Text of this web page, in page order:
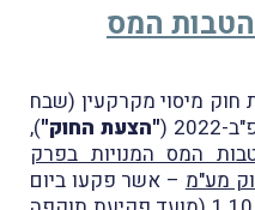
המס
מיסוי מקרקעין (שבח
"הצעת החוק"),
המס המנויות בפרק
– אשר פקעו ביום